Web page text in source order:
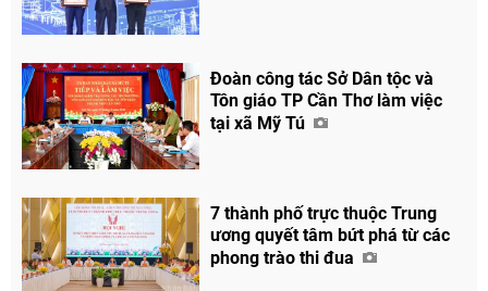
Đoàn công tác Sở Dân tộc và
Tôn giáo TP Cần Thơ làm việc
tại xã Mỹ Tú
7 thành phố trực thuộc Trung
ương quyết tâm bứt phá từ các
phong trào thi đua